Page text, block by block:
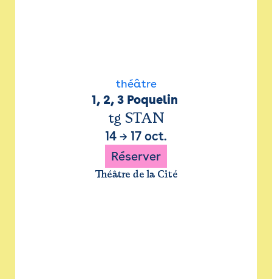
théâtre
1, 2, 3 Poquelin
tg STAN
14 → 17 oct.
Réserver
Théâtre de la Cité